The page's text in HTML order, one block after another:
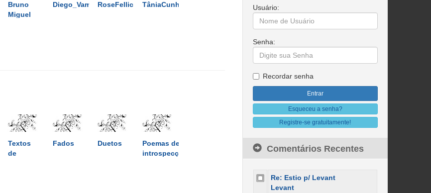
Bruno
Miguel
Diego_VampireRoseFellicianoTâniaCunha
Textos
de
Fados Duetos
Poemas de
introspecção
Usuário:
Senha:
Recordar senha
Esqueceu a senha?
Registre-se gratuitamente!
Comentários Recentes
Re: Estio p/ Levant
Levant